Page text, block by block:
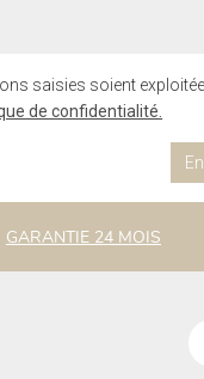
saisies soient
de confidentialité.
GARANTIE 24 MOIS